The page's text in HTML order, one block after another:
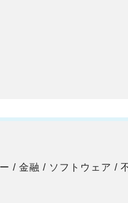
/ 金融 / ソフトウェア /